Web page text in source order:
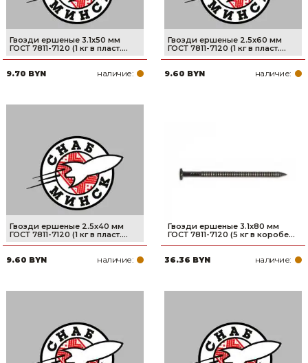
Гвозди ершеные 3.1х50 мм
ГОСТ 7811-7120 (1 кг в пласт....
9.70 BYN наличие:
Гвозди ершеные 2.5х60 мм
ГОСТ 7811-7120 (1 кг в пласт....
9.60 BYN наличие:
Гвозди ершеные 2.5х40 мм
ГОСТ 7811-7120 (1 кг в пласт....
9.60 BYN наличие:
Гвозди ершеные 3.1х80 мм
ГОСТ 7811-7120 (5 кг в коробе...
36.36 BYN наличие: